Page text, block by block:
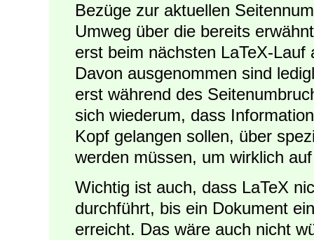
Bezüge zur aktuellen
Umweg über die bereits
erst beim nächsten LaTeX-
Davon ausgenommen sind
erst während des
sich wiederum, dass
Kopf gelangen sollen, über
werden müssen, um wirklich
Wichtig ist auch, dass LaTeX
durchführt, bis ein Dokument
erreicht. Das wäre auch nicht